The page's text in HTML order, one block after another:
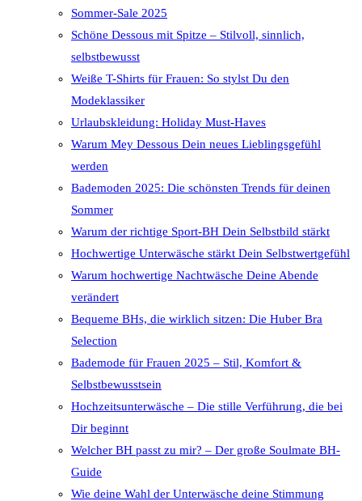
Sommer-Sale 2025
Schöne Dessous mit Spitze – Stilvoll, sinnlich,
selbstbewusst
Weiße T-Shirts für Frauen: So stylst Du den
Modeklassiker
Urlaubskleidung: Holiday Must-Haves
Warum Mey Dessous Dein neues Lieblingsgefühl
werden
Bademoden 2025: Die schönsten Trends für deinen
Sommer
Warum der richtige Sport-BH Dein Selbstbild stärkt
Hochwertige Unterwäsche stärkt Dein Selbstwertgefühl
Warum hochwertige Nachtwäsche Deine Abende
verändert
Bequeme BHs, die wirklich sitzen: Die Huber Bra
Selection
Bademode für Frauen 2025 – Stil, Komfort &
Selbstbewusstsein
Hochzeitsunterwäsche – Die stille Verführung, die bei
Dir beginnt
Welcher BH passt zu mir? – Der große Soulmate BH-
Guide
Wie deine Wahl der Unterwäsche deine Stimmung